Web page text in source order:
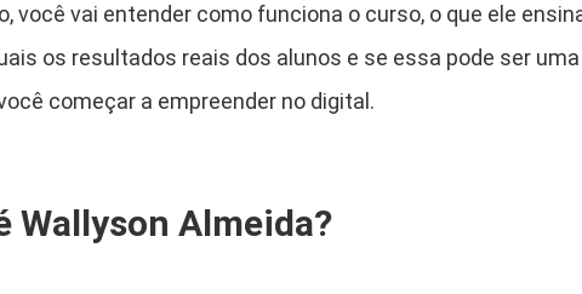
você vai entender como funciona o curso, o que ele
os resultados reais dos alunos e se essa pode ser
começar a empreender no digital.
Wallyson Almeida?